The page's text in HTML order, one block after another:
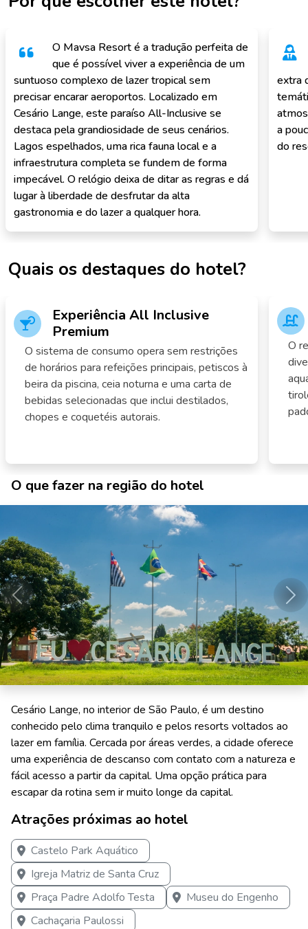
O Mavsa Resort é a tradução perfeita de
que é possível viver a experiência de um
suntuoso complexo de lazer tropical sem
precisar encarar aeroportos. Localizado em
Cesário Lange, este paraíso All-Inclusive se
destaca pela grandiosidade de seus cenários.
Lagos espelhados, uma rica fauna local e a
infraestrutura completa se fundem de forma
impecável. O relógio deixa de ditar as regras e dá
lugar à liberdade de desfrutar da alta
gastronomia e do lazer a qualquer hora.
extra
a
do
Quais os destaques do hotel?
Experiência All Inclusive
Premium
O sistema de consumo opera sem restrições
de horários para refeições principais, petiscos à
beira da piscina, ceia noturna e uma carta de
bebidas selecionadas que inclui destilados,
chopes e coquetéis autorais.
O
O que fazer na região do hotel
Anterior
Cesário Lange, no interior de São Paulo, é um destino
conhecido pelo clima tranquilo e pelos resorts voltados ao
lazer em família. Cercada por áreas verdes, a cidade oferece
uma experiência de descanso com contato com a natureza e
fácil acesso a partir da capital. Uma opção prática para
escapar da rotina sem ir muito longe da capital.
Atrações próximas ao hotel
Castelo Park Aquático
Igreja Matriz de Santa Cruz
Praça Padre Adolfo Testa
Museu do Engenho
Cachaçaria Paulossi